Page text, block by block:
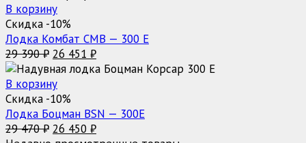
составляла
41
990 ₽.
В корзину
Скидка -10%
Лодка Комбат CMB — 300 Е
29 390₽ Первоначальная
цена
составляла
29
390 ₽.
26 451 ₽Текущая
цена:
В корзину
Скидка -10%
Лодка Боцман BSN — 300E
29 470₽ Первоначальная
26 450 ₽Текущая